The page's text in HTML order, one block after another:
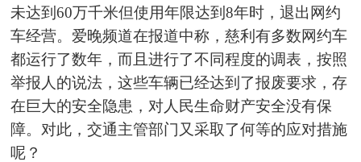
未达到60万千米但使用年限达到8年时，退出网约
车经营。爱晚频道在报道中称，慈利有多数网约车
都运行了数年，而且进行了不同程度的调表，按照
举报人的说法，这些车辆已经达到了报废要求，存
在巨大的安全隐患，对人民生命财产安全没有保
障。对此，交通主管部门又采取了何等的应对措施
呢？